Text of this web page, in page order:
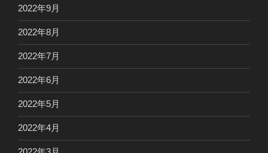
2022年9月
2022年8月
2022年7月
2022年6月
2022年5月
2022年4月